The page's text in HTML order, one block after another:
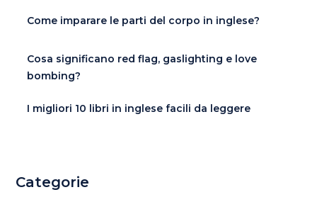
Come imparare le parti del corpo in inglese?
Cosa significano red flag, gaslighting e love
bombing?
I migliori 10 libri in inglese facili da leggere
Categorie